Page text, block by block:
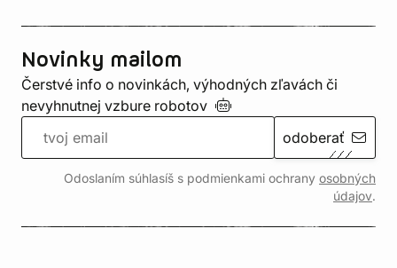
Novinky mailom
Čerstvé info o novinkách, výhodných zľavách či
nevyhnutnej vzbure robotov
odoberať
Odoslaním súhlasíš s podmienkami ochrany osobných
údajov.